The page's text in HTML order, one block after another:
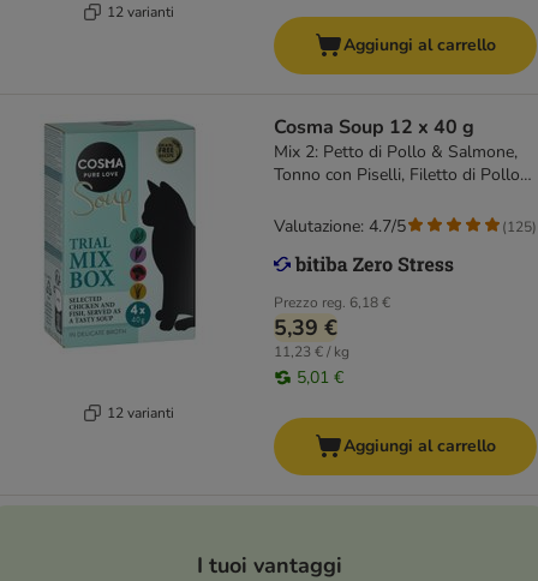
12 varianti
Aggiungi al carrello
12 varianti
Cosma Soup 12 x 40 g
Mix 2: Petto di Pollo & Salmone,
Tonno con Piselli, Filetto di Pollo
con Asparagi
Prezzo reg. 6,18 €
5,39 €
11,23 € / kg
5,01 €
Valutazione: 4.7/5 (125)
Aggiungi al carrello
I tuoi vantaggi